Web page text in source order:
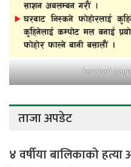
kerabari
ताजा अपडेट
४ वर्षीया बालिकाको